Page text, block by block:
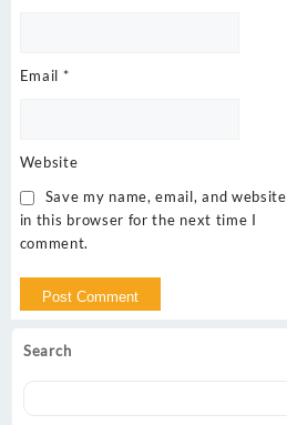
Search
Email *
Website
Save my name, email, and website
in this browser for the next time I
comment.